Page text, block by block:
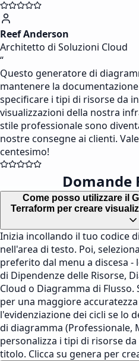
Reef Anderson
Architetto di Soluzioni Cloud
“
Questo generatore di
mantenere la
specificare i tipi di risorse da
visualizzazioni della nostra
stile professionale sono
nostre consegne ai clienti.
centesimo!
Domande
Come posso utilizzare il
Terraform per creare
Inizia incollando il tuo codice
nell'area di testo. Poi,
preferito dal menu a discesa
di Dipendenze delle Risorse,
Cloud o Diagramma di
per una maggiore
l'evidenziazione dei cicli se lo
di diagramma (Professionale,
personalizza i tipi di risorse
titolo. Clicca su genera per